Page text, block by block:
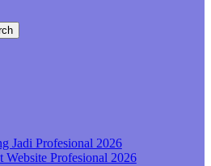
Jadi Profesional 2026
Website Profesional 2026